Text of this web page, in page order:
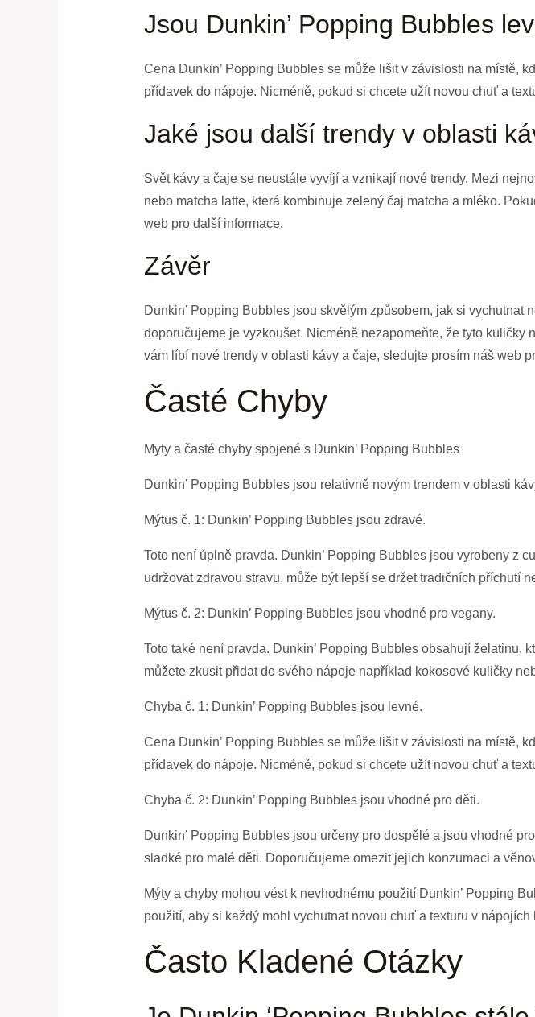
Jsou Dunkin’ Popping Bubbles
Cena Dunkin’ Popping Bubbles se může lišit v závislosti na místě,
přídavek do nápoje. Nicméně, pokud si chcete užít novou chuť a
Jaké jsou další trendy v oblasti
Svět kávy a čaje se neustále vyvíjí a vznikají nové trendy. Mezi
nebo matcha latte, která kombinuje zelený čaj matcha a mléko.
web pro další informace.
Závěr
Dunkin’ Popping Bubbles jsou skvělým způsobem, jak si
doporučujeme je vyzkoušet. Nicméně nezapomeňte, že tyto
vám líbí nové trendy v oblasti kávy a čaje, sledujte prosím náš web
Časté Chyby
Myty a časté chyby spojené s Dunkin’ Popping Bubbles
Dunkin’ Popping Bubbles jsou relativně novým trendem v oblasti
Mýtus č. 1: Dunkin’ Popping Bubbles jsou zdravé.
Toto není úplně pravda. Dunkin’ Popping Bubbles jsou vyrobeny z
udržovat zdravou stravu, může být lepší se držet tradičních příchutí
Mýtus č. 2: Dunkin’ Popping Bubbles jsou vhodné pro vegany.
Toto také není pravda. Dunkin’ Popping Bubbles obsahují želatinu,
můžete zkusit přidat do svého nápoje například kokosové kuličky
Chyba č. 1: Dunkin’ Popping Bubbles jsou levné.
Cena Dunkin’ Popping Bubbles se může lišit v závislosti na místě,
přídavek do nápoje. Nicméně, pokud si chcete užít novou chuť a
Chyba č. 2: Dunkin’ Popping Bubbles jsou vhodné pro děti.
Dunkin’ Popping Bubbles jsou určeny pro dospělé a jsou vhodné
sladké pro malé děti. Doporučujeme omezit jejich konzumaci a
Mýty a chyby mohou vést k nevhodnému použití Dunkin’ Popping
použití, aby si každý mohl vychutnat novou chuť a texturu v nápojích
Často Kladené Otázky